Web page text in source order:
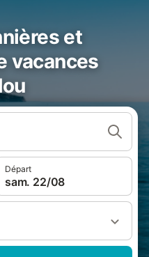
et
vacances
Départ
sam. 22/08